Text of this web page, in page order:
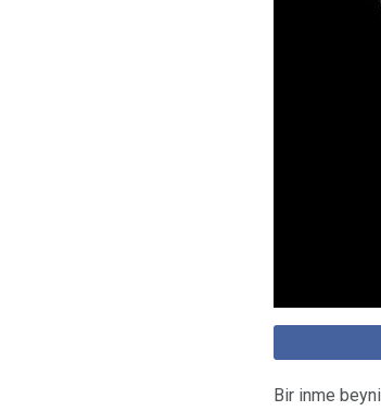
Bir inme